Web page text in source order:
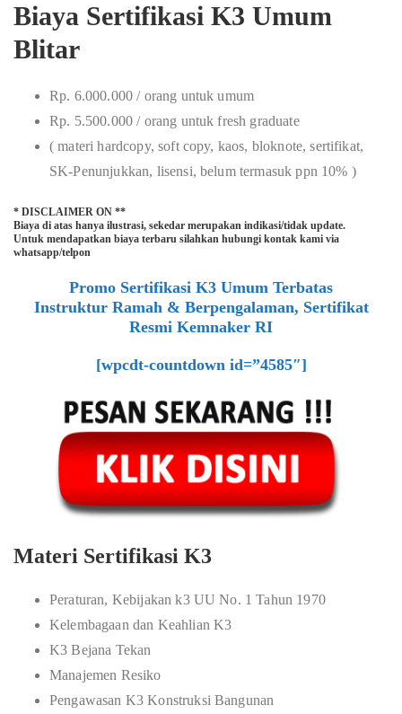
Biaya Sertifikasi K3 Umum
Blitar
Rp. 6.000.000 / orang untuk umum
Rp. 5.500.000 / orang untuk fresh graduate
( materi hardcopy, soft copy, kaos, bloknote, sertifikat,
SK-Penunjukkan, lisensi, belum termasuk ppn 10% )
* DISCLAIMER ON **
Biaya di atas hanya ilustrasi, sekedar merupakan indikasi/tidak update.
Untuk mendapatkan biaya terbaru silahkan hubungi kontak kami via
whatsapp/telpon
Promo Sertifikasi K3 Umum Terbatas
Instruktur Ramah & Berpengalaman, Sertifikat
Resmi Kemnaker RI
[wpcdt-countdown id=”4585″]
Materi Sertifikasi K3
Peraturan, Kebijakan k3 UU No. 1 Tahun 1970
Kelembagaan dan Keahlian K3
K3 Bejana Tekan
Manajemen Resiko
Pengawasan K3 Konstruksi Bangunan